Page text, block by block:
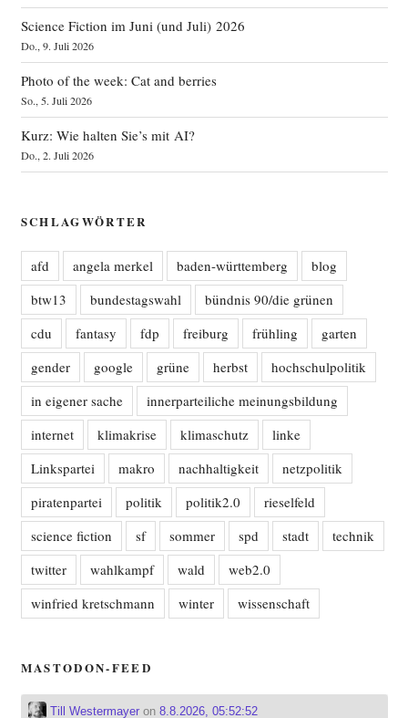
Science Fiction im Juni (und Juli) 2026
Do., 9. Juli 2026
Photo of the week: Cat and berries
So., 5. Juli 2026
Kurz: Wie halten Sie’s mit AI?
Do., 2. Juli 2026
SCHLAGWÖRTER
afd angela merkel baden-württemberg
blog
btw13
bundestagswahl
bündnis 90/die grünen
cdu
fantasy fdp freiburg frühling
garten
gender
google grüne herbst
hochschulpolitik
in eigener sache
innerparteiliche meinungsbildung
internet
klimakrise klimaschutz
linke
Linkspartei
makro nachhaltigkeit
netzpolitik
piratenpartei
politik politik2.0
rieselfeld
science fiction
sf sommer spd stadt
technik
twitter
wahlkampf wald
web2.0
winfried kretschmann
winter wissenschaft
MASTODON-FEED
Till Westermayeron 8.8.2026, 05:52:52